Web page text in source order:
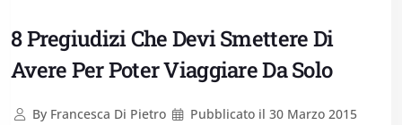
8 Pregiudizi Che Devi Smettere Di
Avere Per Poter Viaggiare Da Solo
ByFrancesca Di Pietro Pubblicato il 30 Marzo 2015